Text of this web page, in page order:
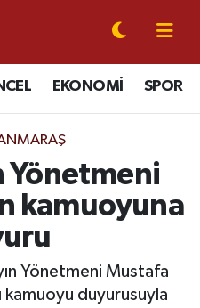
EKONOMİ SPOR
Yönetmeni
kamuoyuna
Yönetmeni Mustafa
kamuoyu duyurusuyla
Eczaneler
Durumu
Yoğunluk Haritası
ve Fikstür